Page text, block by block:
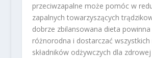
przeciwzapalne może pomóc w
zapalnych towarzyszących
dobrze zbilansowana dieta powinna
różnorodna i dostarczać wszystkich
składników odżywczych dla zdrowej